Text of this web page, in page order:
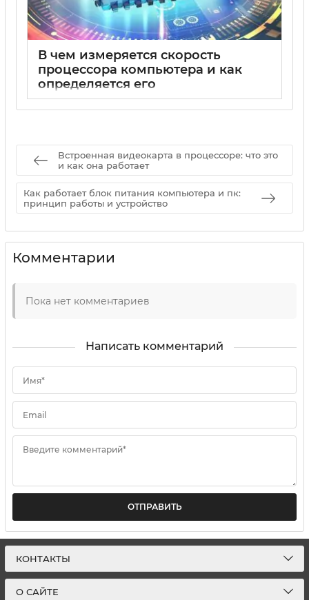
В чем измеряется скорость
процессора компьютера и как
определяется его
производительность
Встроенная видеокарта в процессоре: что это
и как она работает
Как работает блок питания компьютера и пк:
принцип работы и устройство
Комментарии
Пока нет комментариев
Написать комментарий
Имя*
Email
Введите комментарий*
ОТПРАВИТЬ
КОНТАКТЫ
О САЙТЕ